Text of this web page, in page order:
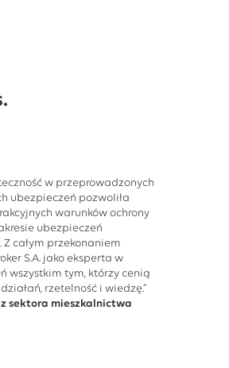
w przeprowadzonych
ubezpieczeń pozwoliła
warunków ochrony
ubezpieczeń
całym przekonaniem
S.A. jako eksperta w
wszystkim tym, którzy cenią
rzetelność i wiedzę.”
z sektora mieszkalnictwa